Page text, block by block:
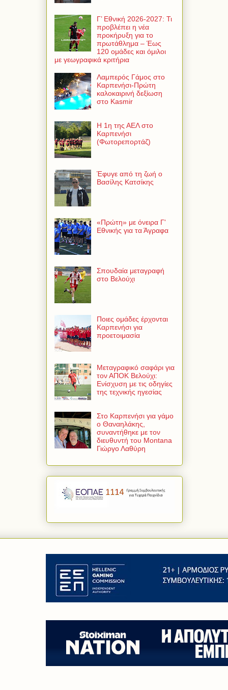
Γ’ Εθνική 2026-2027: Τι
προβλέπει η νέα
προκήρυξη για το
πρωτάθλημα – Έως
120 ομάδες και όμιλοι
με γεωγραφικά κριτήρια
Λαμπερός Γάμος στο
Καρπενήσι-Πρώτη
καλοκαιρινή δεξίωση
στο Kasmir
Η 1η της ΑΕΛ στο
Καρπενήσι
(Φωτορεπορτάζ)
Έφυγε από τη ζωή ο
Βασίλης Κατσίκης
«Πρώτη» με όνειρα Γ'
Εθνικής για τα Άγραφα
Σπουδαία μεταγραφή
στο Βελούχι
Ποιες ομάδες έρχονται
Καρπενήσι για
προετοιμασία
Μεταγραφικό σαφάρι για
τον ΑΠΟΚ Βελούχι:
Ενίσχυση με τις οδηγίες
της τεχνικής ηγεσίας
Στο Καρπενήσι για γάμο
ο Θαναηλάκης,
συναντήθηκε με τον
διευθυντή του Montana
Γιώργο Λαθύρη